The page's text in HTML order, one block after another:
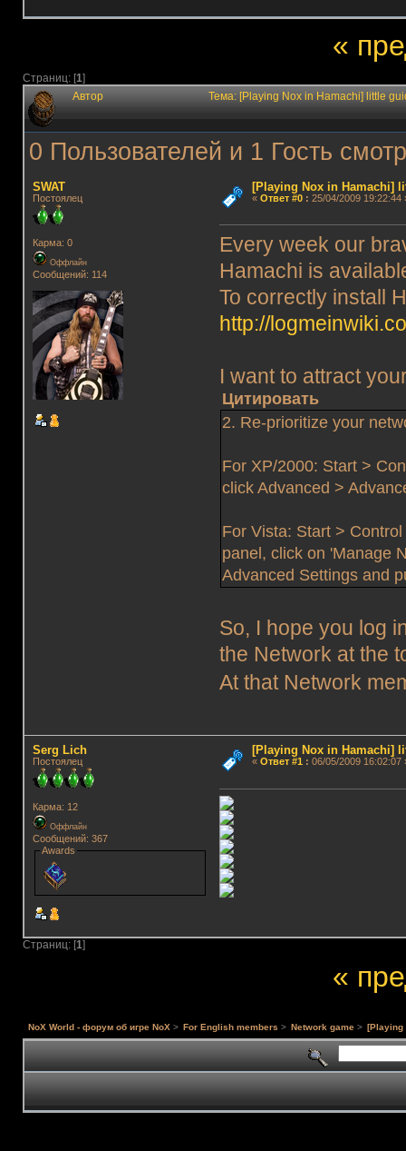
«
Страниц: [1]
Автор Тема: [Playing Nox in Hamachi] little
0 Пользователей и 1 Гость
SWAT
Постоялец
Карма: 0
Оффлайн
Сообщений: 114
[Playing Nox in Hamachi]
« Ответ #0: 25/04/2009 19:22:44
Every week our
Hamachi is
To correctly install
http://
I want to attract
Цитировать
2. Re-prioritize your
For XP/2000: Start >
click Advanced >
For Vista: Start >
panel, click on 'Manage
Advanced Settings and
So, I hope you log
the Network at the
At that Network
Serg Lich
Постоялец
Карма: 12
Оффлайн
Сообщений: 367
Awards
[Playing Nox in Hamachi]
« Ответ #1 : 06/05/2009 16:02:07
Страниц: [1]
«
NoX World - форум об игре NoX > For English members > Network game > [Playing